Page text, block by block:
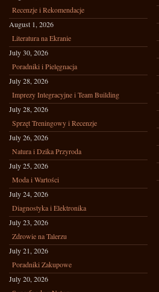
Recenzje i Rekomendacje
August 1, 2026
Literatura na Ekranie
July 30, 2026
Poradniki i Pielęgnacja
July 28, 2026
Imprezy Integracyjne i Team Building
July 28, 2026
Sprzęt Treningowy i Recenzje
July 26, 2026
Natura i Dzika Przyroda
July 25, 2026
Moda i Wartości
July 24, 2026
Diagnostyka i Elektronika
July 23, 2026
Zdrowie na Talerzu
July 21, 2026
Poradniki Zakupowe
July 20, 2026